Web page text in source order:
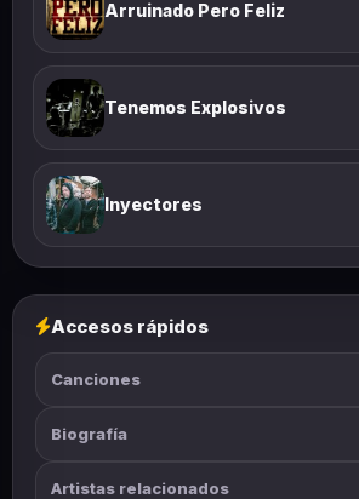
Arruinado Pero Feliz
Tenemos Explosivos
Inyectores
Accesos rápidos
Canciones
Biografía
Artistas relacionados